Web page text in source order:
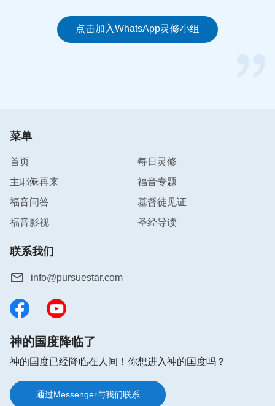
点击加入WhatsApp灵修小组
菜单
首页
每日灵修
主耶稣再来
福音专题
福音问答
基督徒见证
福音影视
圣经导读
联系我们
info@pursuestar.com
神的国度降临了
神的国度已经降临在人间！你想进入神的国度吗？
通过Messenger与我们联系